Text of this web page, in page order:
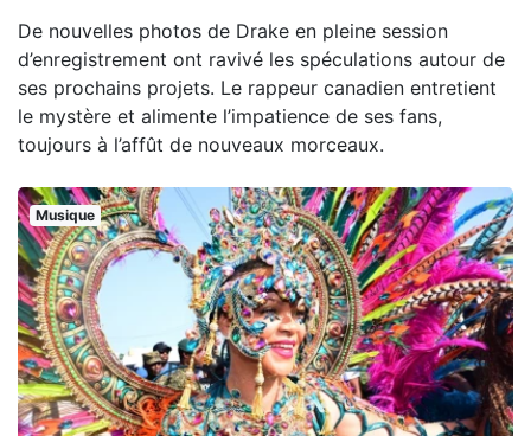
De nouvelles photos de Drake en pleine session
d’enregistrement ont ravivé les spéculations autour de
ses prochains projets. Le rappeur canadien entretient
le mystère et alimente l’impatience de ses fans,
toujours à l’affût de nouveaux morceaux.
Musique